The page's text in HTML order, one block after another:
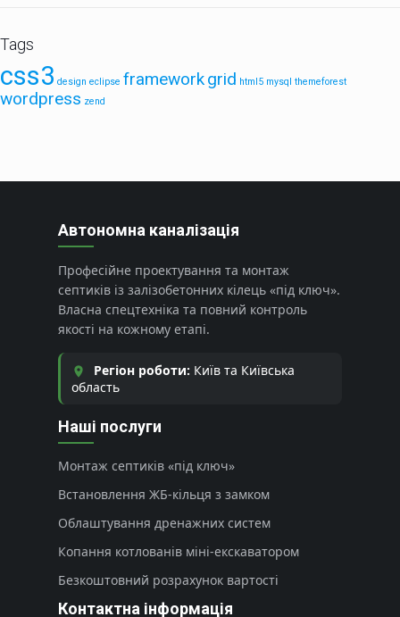
Tags
css3 design eclipse frameworkgrid html5 mysql themeforest
wordpress zend
Автономна каналізація
Професійне проектування та монтаж
септиків із залізобетонних кілець «під ключ».
Власна спецтехніка та повний контроль
якості на кожному етапі.
Регіон роботи: Київ та Київська
область
Наші послуги
Монтаж септиків «під ключ»
Встановлення ЖБ-кільця з замком
Облаштування дренажних систем
Копання котлованів міні-екскаватором
Безкоштовний розрахунок вартості
Контактна інформація